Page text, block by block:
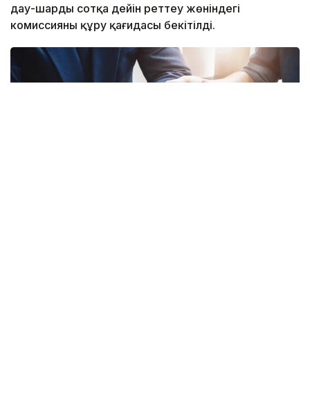
дау-шарды сотқа дейін реттеу жөніндегі
комиссияны құру қағидасы бекітілді.